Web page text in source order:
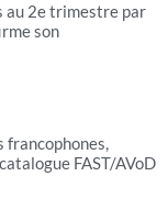
au 2e trimestre par
son
francophones,
FAST/AVoD